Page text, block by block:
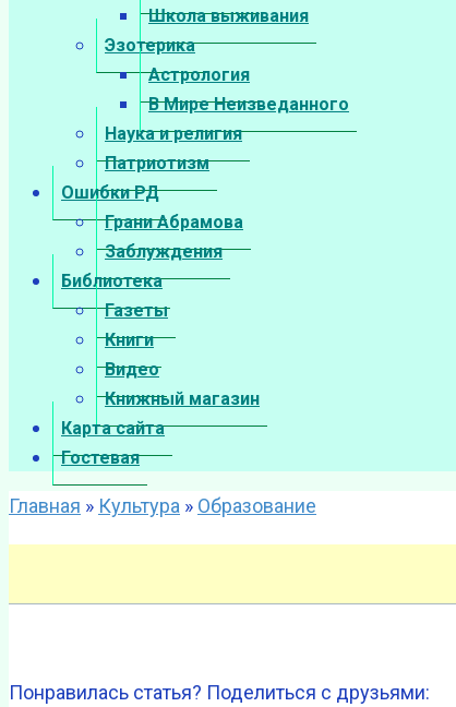
Школа выживания
Эзотерика
Астрология
В Мире Неизведанного
Наука и религия
Патриотизм
Ошибки РД
Грани Абрамова
Заблуждения
Библиотека
Газеты
Книги
Видео
Книжный магазин
Карта сайта
Гостевая
Главная » Культура » Образование
Понравилась статья? Поделиться с друзьями: